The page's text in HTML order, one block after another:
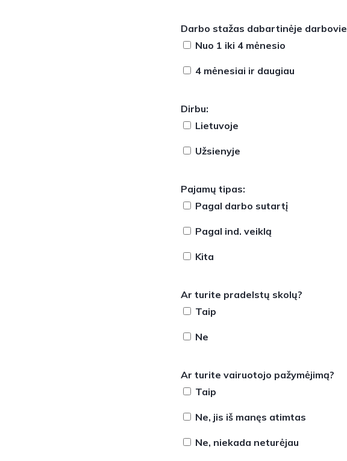
Darbo stažas dabartinėje
Nuo 1 iki 4 mėnesio
4 mėnesiai ir daugiau
Dirbu:
Lietuvoje
Užsienyje
Pajamų tipas:
Pagal darbo sutartį
Pagal ind. veiklą
Kita
Ar turite pradelstų skolų?
Taip
Ne
Ar turite vairuotojo pažymėjimą?
Taip
Ne, jis iš manęs atimtas
Ne, niekada neturėjau